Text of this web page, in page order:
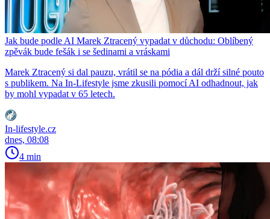
Jak bude podle AI Marek Ztracený vypadat v důchodu: Oblíbený
zpěvák bude fešák i se šedinami a vráskami
Marek Ztracený si dal pauzu, vrátil se na pódia a dál drží silné pouto
s publikem. Na In-Lifestyle jsme zkusili pomocí AI odhadnout, jak
by mohl vypadat v 65 letech.
In-lifestyle.cz
dnes, 08:08
4 min